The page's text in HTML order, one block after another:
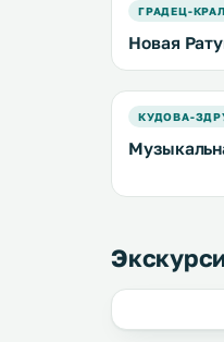
ГРАДЕЦ-
Новая
КУДОВА-